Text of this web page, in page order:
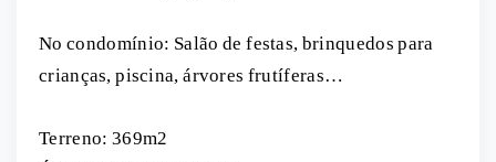
No condomínio: Salão de festas, brinquedos para
crianças, piscina, árvores frutíferas…
Terreno: 369m2